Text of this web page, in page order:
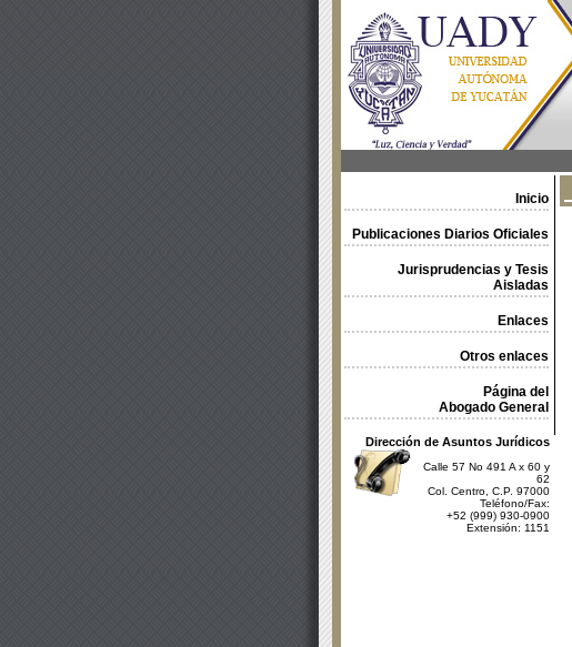
Inicio
Publicaciones Diarios Oficiales
Jurisprudencias y Tesis
Aisladas
Enlaces
Otros enlaces
Página del
Abogado General
Dirección de Asuntos Jurídicos
Calle 57 No 491 A x 60 y
62
Col. Centro, C.P. 97000
Teléfono/Fax:
+52 (999) 930-0900
Extensión: 1151